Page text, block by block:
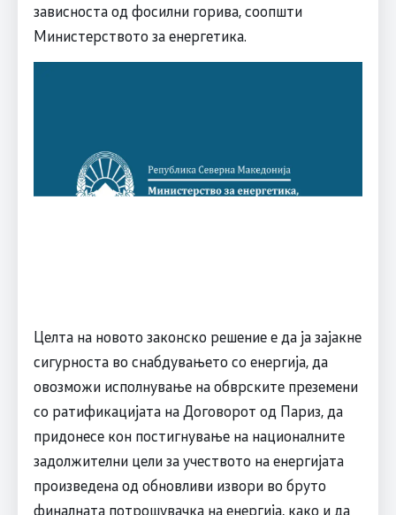
зависноста од фосилни горива, соопшти
Министерството за енергетика.
Целта на новото законско решение е да ја зајакне
сигурноста во снабдувањето со енергија, да
овозможи исполнување на обврските преземени
со ратификацијата на Договорот од Париз, да
придонесе кон постигнување на националните
задолжителни цели за учеството на енергијата
произведена од обновливи извори во бруто
финалната потрошувачка на енергија, како и да